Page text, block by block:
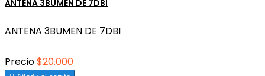
ANTENA 3BUMEN DE 7DBI
ANTENA 3BUMEN DE 7DBI
Precio$20.000